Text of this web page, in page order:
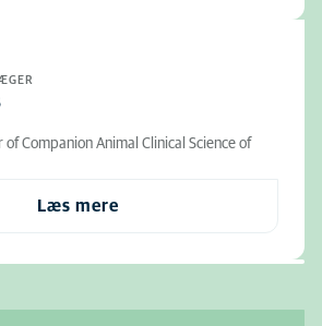
Companion Animal Clinical Science of
Læs mere